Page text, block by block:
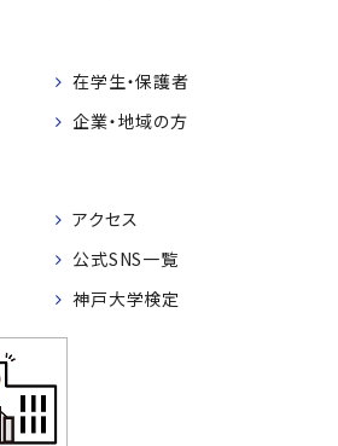
在学生・保護者
企業・地域の方
アクセス
公式SNS一覧
神戸大学検定